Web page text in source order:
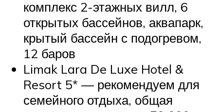
комплекс 2-этажных вилл, 6
открытых бассейнов, аквапарк,
крытый бассейн с подогревом,
12 баров
Limak Lara De Luxe Hotel &
Resort 5* — рекомендуем для
семейного отдыха, общая